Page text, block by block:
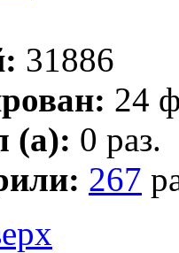
31886
24
(а): 0 раз.
267